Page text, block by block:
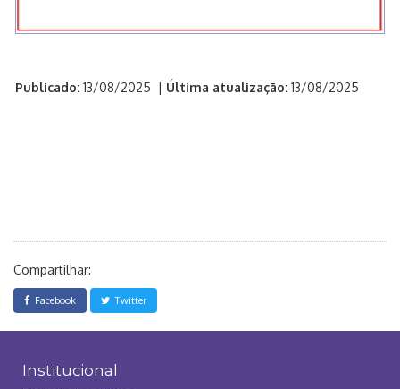
Publicado: 13/08/2025 | Última atualização: 13/08/2025
Compartilhar:
Facebook Twitter
Institucional